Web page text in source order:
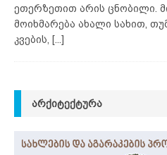
ეთერზეთით არის ცნობილი.
მოიხმარება ახალი სახით,
კვების,
[...]
ᲐᲠᲥᲘᲢᲔᲥᲢᲣᲠᲐ